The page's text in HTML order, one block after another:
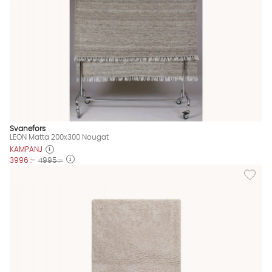
Svanefors
LEON Matta 200x300 Nougat
KAMPANJ
3996 :- 4995 :-
Lägg